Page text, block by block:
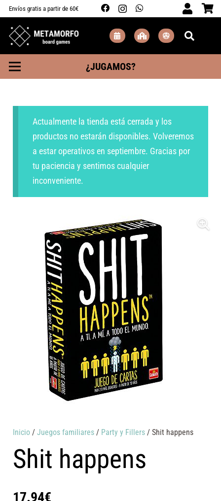
Envíos gratis a partir de 60€
¿JUGAMOS?
Actualmente la tienda está cerrada y los
productos no estarán disponibles. Volveremos
a estar operativos en septiembre. Gracias por
tu paciencia y sentimos cualquier
inconveniente.
Inicio /Juegos familiares / Party y Fillers / Shit happens
Shit happens
17.94€